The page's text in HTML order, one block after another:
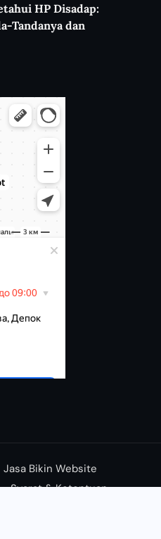
HP Disadap:
Tandanya dan
Jasa Bikin Website
Syarat & Ketentuan